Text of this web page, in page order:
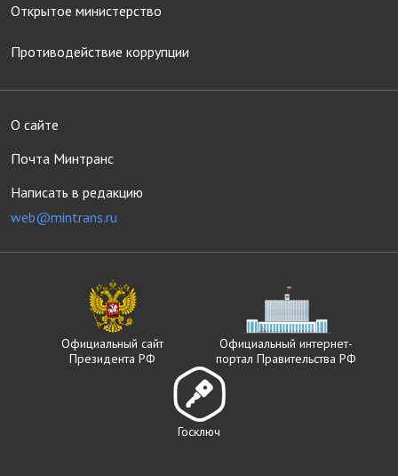
Открытое министерство
Противодействие коррупции
О сайте
Почта Минтранс
Написать в редакцию
web@mintrans.ru
Официальный сайт
Президента РФ
Официальный интернет-
портал Правительства РФ
Госключ